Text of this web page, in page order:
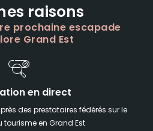
raisons
prochaine escapade
Grand Est
en direct
des prestataires fédérés sur le
tourisme en Grand Est